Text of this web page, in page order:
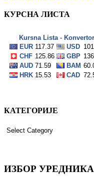
КУРСНА ЛИСТА
КАТЕГОРИЈЕ
КАТЕГОРИЈЕ
ИЗБОР УРЕДНИКА